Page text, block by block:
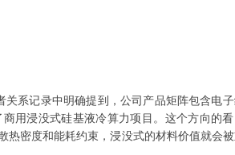
关系记录中明确提到，公司产品矩阵包含电
用浸没式硅基液冷算力项目。这个方向的
密度和能耗约束，浸没式的材料价值就会被